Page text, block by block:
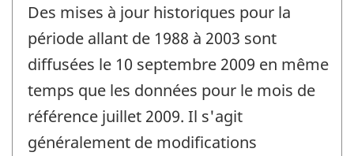
référence
de
changement
-
Des mises à jour historiques pour la
période allant de 1988 à 2003 sont
diffusées le 10 septembre 2009 en même
temps que les données pour le mois de
référence juillet 2009. Il s'agit
généralement de modifications